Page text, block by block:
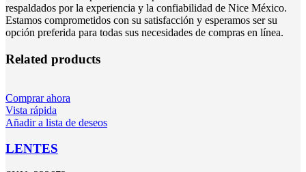
respaldados por la experiencia y la confiabilidad de Nice México.
Estamos comprometidos con su satisfacción y esperamos ser su
opción preferida para todas sus necesidades de compras en línea.
Related products
Comprar ahora
Vista rápida
Añadir a lista de deseos
LENTES